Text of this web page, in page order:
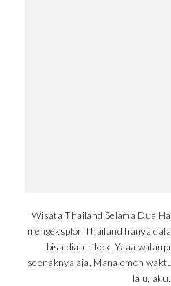
Wisata Thailand Selama Dua
mengeksplor Thailand hanya
bisa diatur kok. Yaaa
seenaknya aja. Manajemen
lalu,